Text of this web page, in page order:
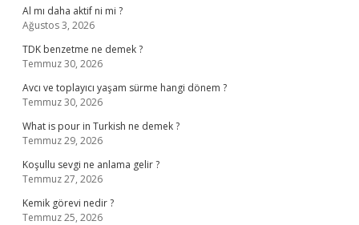
Al mı daha aktif ni mi ?
Ağustos 3, 2026
TDK benzetme ne demek ?
Temmuz 30, 2026
Avcı ve toplayıcı yaşam sürme hangi dönem ?
Temmuz 30, 2026
What is pour in Turkish ne demek ?
Temmuz 29, 2026
Koşullu sevgi ne anlama gelir ?
Temmuz 27, 2026
Kemik görevi nedir ?
Temmuz 25, 2026